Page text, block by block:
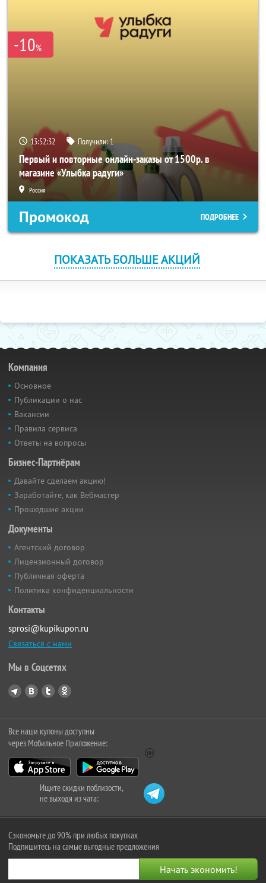
-10%
13:52:31 Получили:1
Первый и повторные онлайн-заказы от 1500р. в
магазине «Улыбка радуги»
Россия
Промокод ПОДРОБНЕЕ
ПОКАЗАТЬ БОЛЬШЕ АКЦИЙ
Компания
Основное
Публикации о нас
Вакансии
Правила сервиса
Ответы на вопросы
Бизнес-Партнёрам
Давайте сделаем акцию!
Заработайте, как Вебмастер
Прошедшие акции
Документы
Агентский договор
Лицензионный договор
Публичная оферта
Политика конфиденциальности
Контакты
sprosi@kupikupon.ru
Связаться с нами
Мы в Соцсетях
Все наши купоны доступны
через Мобильное Приложение:
Ищите скидки поблизости,
не выходя из чата:
Сэкономьте до 90% при любых покупках
Подпишитесь на самые выгодные предложения